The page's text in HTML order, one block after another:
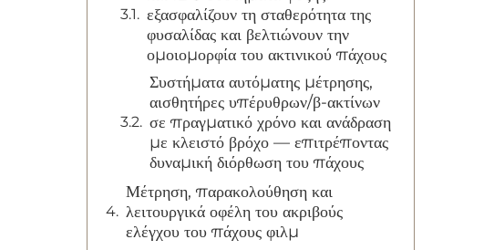
εξασφαλίζουν τη σταθερότητα της
φυσαλίδας και βελτιώνουν την
ομοιομορφία του ακτινικού πάχους
Συστήματα αυτόματης μέτρησης,
αισθητήρες υπέρυθρων/β-ακτίνων
σε πραγματικό χρόνο και ανάδραση
με κλειστό βρόχο — επιτρέποντας
δυναμική διόρθωση του πάχους
Μέτρηση, παρακολούθηση και
λειτουργικά οφέλη του ακριβούς
ελέγχου του πάχους φιλμ